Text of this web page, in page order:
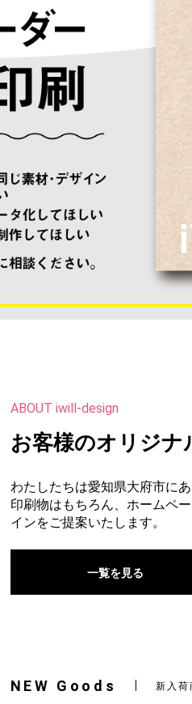
ABOUT iwill-design
お客様のオリジ
わたしたちは愛知県大府市に
印刷物はもちろん、ホームペ
インをご提案いたします。
一覧を見る
NEW Goods 新入荷